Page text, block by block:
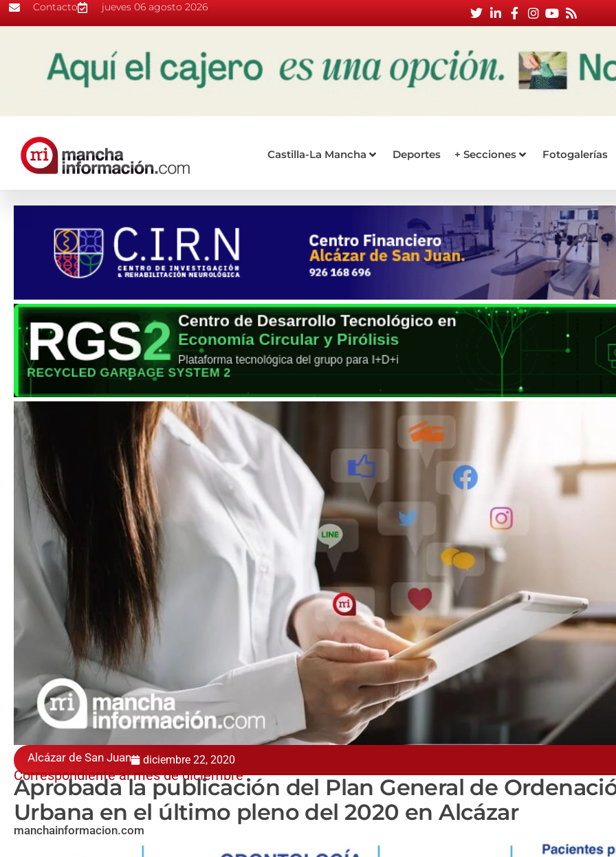
Contacto jueves 06 agosto 2026
Castilla-La Mancha Deportes + Secciones Fotogalerías
Alcázar de San Juan diciembre 22, 2020
Correspondiente al mes de diciembre
Aprobada la publicación del Plan General de
Urbana en el último pleno del 2020 en Alcázar
manchainformacion.com